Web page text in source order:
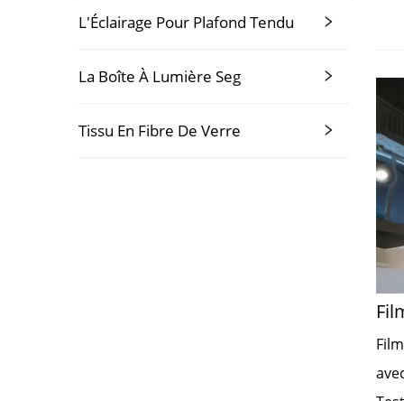
L'Éclairage Pour Plafond Tendu
La Boîte À Lumière Seg
Tissu En Fibre De Verre